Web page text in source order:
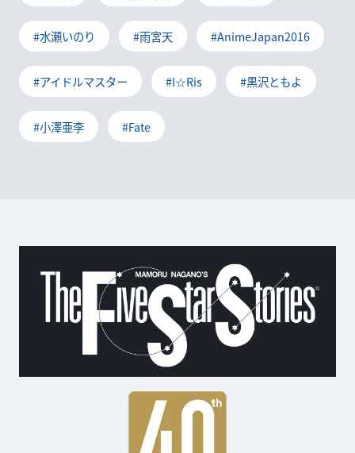
#水瀬いのり #雨宮天 #AnimeJapan2016
#アイドルマスター #I☆Ris #黒沢ともよ
#小澤亜李 #Fate